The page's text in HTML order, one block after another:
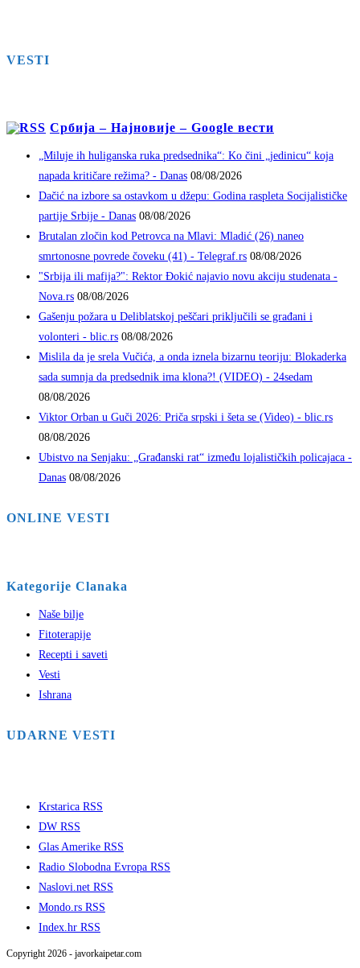
VESTI
Србија – Најновије – Google вести
„Miluje ih huliganska ruka predsednika“: Ko čini „jedinicu“ koja
napada kritičare režima? - Danas 08/08/2026
Dačić na izbore sa ostavkom u džepu: Godina raspleta Socijalističke
partije Srbije - Danas 08/08/2026
Brutalan zločin kod Petrovca na Mlavi: Mladić (26) naneo
smrtonosne povrede čoveku (41) - Telegraf.rs 08/08/2026
"Srbija ili mafija?": Rektor Đokić najavio novu akciju studenata -
Nova.rs 08/08/2026
Gašenju požara u Deliblatskoj peščari priključili se građani i
volonteri - blic.rs 08/08/2026
Mislila da je srela Vučića, a onda iznela bizarnu teoriju: Blokaderka
sada sumnja da predsednik ima klona?! (VIDEO) - 24sedam
08/08/2026
Viktor Orban u Guči 2026: Priča srpski i šeta se (Video) - blic.rs
08/08/2026
Ubistvo na Senjaku: „Građanski rat“ između lojalističkih policajaca -
Danas 08/08/2026
ONLINE VESTI
Kategorije Clanaka
Naše bilje
Fitoterapije
Recepti i saveti
Vesti
Ishrana
UDARNE VESTI
Krstarica RSS
DW RSS
Glas Amerike RSS
Radio Slobodna Evropa RSS
Naslovi.net RSS
Mondo.rs RSS
Index.hr RSS
Copyright 2026 - javorkaipetar.com